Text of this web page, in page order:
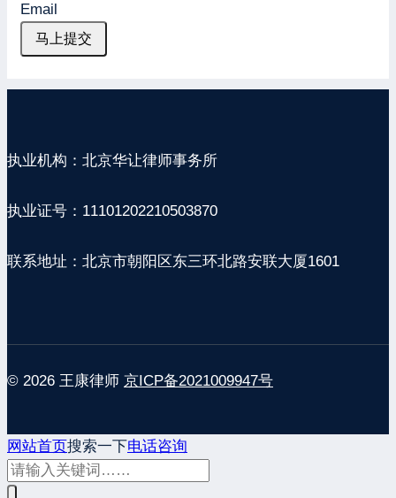
Email
马上提交
执业机构：北京华让律师事务所
执业证号：11101202210503870
联系地址：北京市朝阳区东三环北路安联大厦1601
© 2026 王康律师 京ICP备2021009947号
网站首页搜索一下电话咨询